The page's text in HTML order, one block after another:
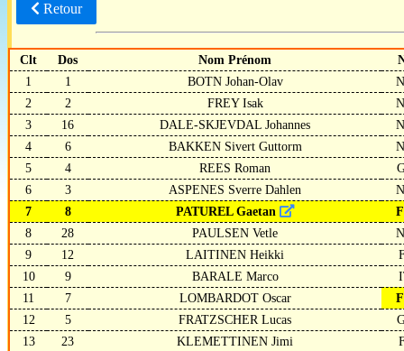
Retour
Clt Dos Nom Prénom
1
1 BOTN Johan-Olav
2
2 FREY Isak
3
16 DALE-SKJEVDAL Johannes
4
6 BAKKEN Sivert Guttorm
5
4 REES Roman
6
3 ASPENES Sverre Dahlen
7
8 PATUREL Gaetan
8
28 PAULSEN Vetle
9
12 LAITINEN Heikki
10
9 BARALE Marco
11
7 LOMBARDOT Oscar
12
5 FRATZSCHER Lucas
13
23 KLEMETTINEN Jimi